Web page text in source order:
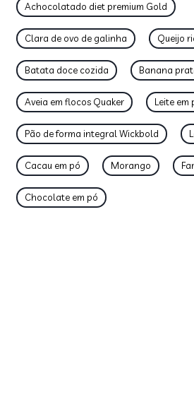
Achocolatado diet premium Gold
Clara de ovo de galinha Queijo
Batata doce cozida Banana
Aveia em flocos Quaker Leite em
Pão de forma integral Wickbold
Cacau em pó Morango
Chocolate em pó